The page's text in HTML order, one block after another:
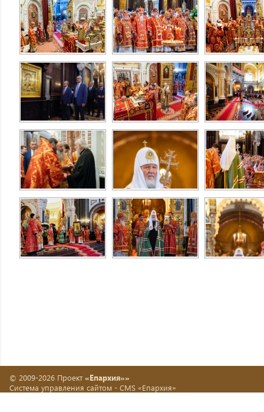
© 2009-2026 Проект «Епархия»»
Система управления сайтом - CMS «Епархия»